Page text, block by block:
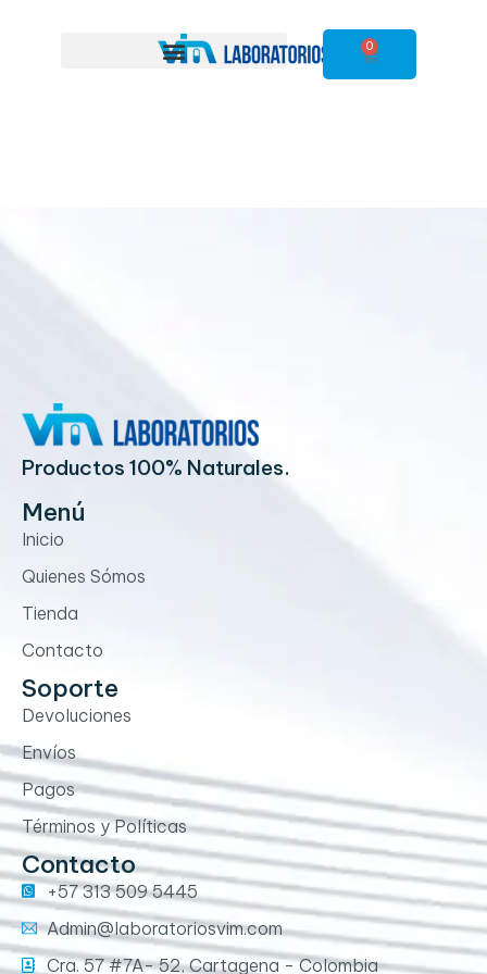
0
Productos 100% Naturales.
Menú
Inicio
Quienes Sómos
Tienda
Contacto
Soporte
Devoluciones
Envíos
Pagos
Términos y Políticas
Contacto
+57 313 509 5445
Admin@laboratoriosvim.com
Cra. 57 #7A- 52, Cartagena - Colombia